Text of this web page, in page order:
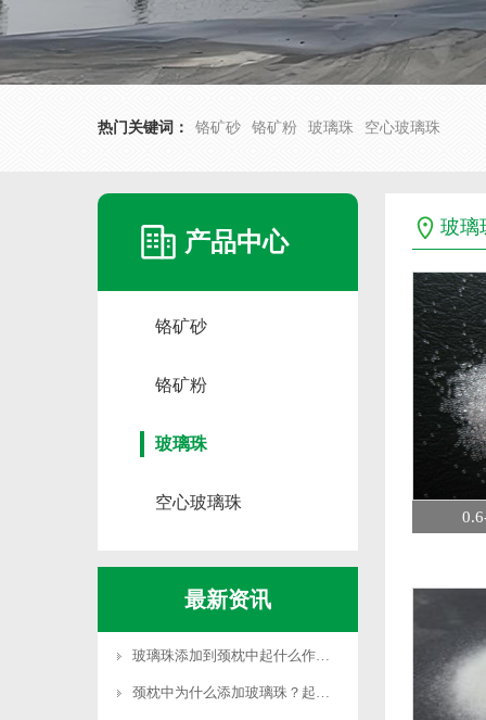
热门关键词： 铬矿砂 铬矿粉 玻璃珠 空心玻璃珠
产品中心
铬矿砂
铬矿粉
玻璃珠
空心玻璃珠
最新资讯
玻璃珠添加到颈枕中起什么作用？
颈枕中为什么添加玻璃珠？起什么作用？
玻璃